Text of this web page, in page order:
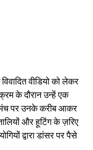
वीडियो को लेकर
के दौरान उन्हें एक
मंच पर उनके करीब आकर
और हूटिंग के ज़रिए
द्वारा डांसर पर पैसे